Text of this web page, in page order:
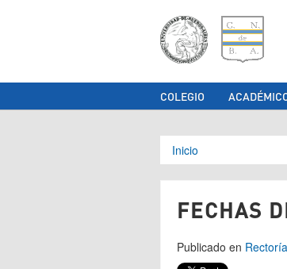
COLEGIO
Se
Inicio
FECHAS
Publicado en Rectoría